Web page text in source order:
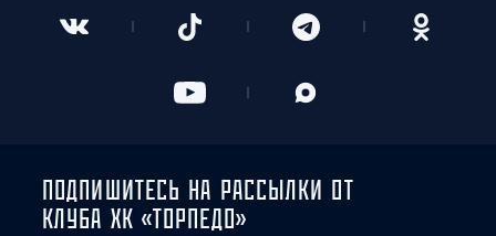
ПОДПИШИТЕСЬ НА РАССЫЛКИ ОТ
КЛУБА ХК «ТОРПЕДО»